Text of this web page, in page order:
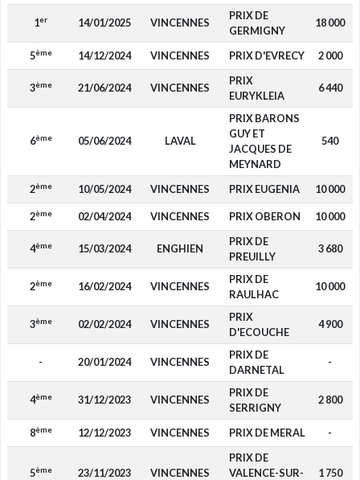
1er 14/01/2025 VINCENNES
PRIX DE
GERMIGNY
18 000
5ème 14/12/2024 VINCENNES PRIX D'EVRECY 2 000
3ème 21/06/2024 VINCENNES
PRIX
EURYKLEIA
6 440
6ème 05/06/2024 LAVAL
PRIX BARONS
GUY ET
JACQUES DE
MEYNARD
540
2ème 10/05/2024 VINCENNES PRIX EUGENIA 10 000
2ème 02/04/2024 VINCENNES PRIX OBERON 10 000
4ème 15/03/2024 ENGHIEN
PRIX DE
PREUILLY
3 680
2ème 16/02/2024 VINCENNES
PRIX DE
RAULHAC
10 000
3ème 02/02/2024 VINCENNES
PRIX
D'ECOUCHE
4 900
- 20/01/2024 VINCENNES
PRIX DE
DARNETAL
-
4ème 31/12/2023 VINCENNES
PRIX DE
SERRIGNY
2 800
8ème 12/12/2023 VINCENNES PRIX DE MERAL -
5ème 23/11/2023 VINCENNES
PRIX DE
VALENCE-SUR-
1 750